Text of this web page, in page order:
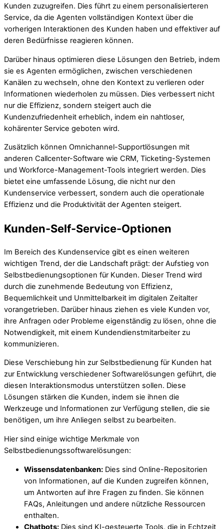
Kunden zuzugreifen. Dies führt zu einem personalisierteren
Service, da die Agenten vollständigen Kontext über die
vorherigen Interaktionen des Kunden haben und effektiver auf
deren Bedürfnisse reagieren können.
Darüber hinaus optimieren diese Lösungen den Betrieb, indem
sie es Agenten ermöglichen, zwischen verschiedenen
Kanälen zu wechseln, ohne den Kontext zu verlieren oder
Informationen wiederholen zu müssen. Dies verbessert nicht
nur die Effizienz, sondern steigert auch die
Kundenzufriedenheit erheblich, indem ein nahtloser,
kohärenter Service geboten wird.
Zusätzlich können Omnichannel-Supportlösungen mit
anderen Callcenter-Software wie CRM, Ticketing-Systemen
und Workforce-Management-Tools integriert werden. Dies
bietet eine umfassende Lösung, die nicht nur den
Kundenservice verbessert, sondern auch die operationale
Effizienz und die Produktivität der Agenten steigert.
Kunden-Self-Service-Optionen
Im Bereich des Kundenservice gibt es einen weiteren
wichtigen Trend, der die Landschaft prägt: der Aufstieg von
Selbstbedienungsoptionen für Kunden. Dieser Trend wird
durch die zunehmende Bedeutung von Effizienz,
Bequemlichkeit und Unmittelbarkeit im digitalen Zeitalter
vorangetrieben. Darüber hinaus ziehen es viele Kunden vor,
ihre Anfragen oder Probleme eigenständig zu lösen, ohne die
Notwendigkeit, mit einem Kundendienstmitarbeiter zu
kommunizieren.
Diese Verschiebung hin zur Selbstbedienung für Kunden hat
zur Entwicklung verschiedener Softwarelösungen geführt, die
diesen Interaktionsmodus unterstützen sollen. Diese
Lösungen stärken die Kunden, indem sie ihnen die
Werkzeuge und Informationen zur Verfügung stellen, die sie
benötigen, um ihre Anliegen selbst zu bearbeiten.
Hier sind einige wichtige Merkmale von
Selbstbedienungssoftwarelösungen:
Wissensdatenbanken: Dies sind Online-Repositorien
von Informationen, auf die Kunden zugreifen können,
um Antworten auf ihre Fragen zu finden. Sie können
FAQs, Anleitungen und andere nützliche Ressourcen
enthalten.
Chatbots: Dies sind KI-gesteuerte Tools, die in Echtzeit